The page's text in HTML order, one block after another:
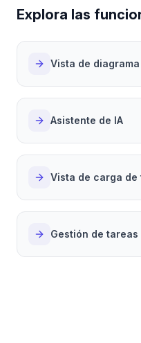
Explora las
Vista de
Asistente de IA
Vista de carga de
Gestión de tareas